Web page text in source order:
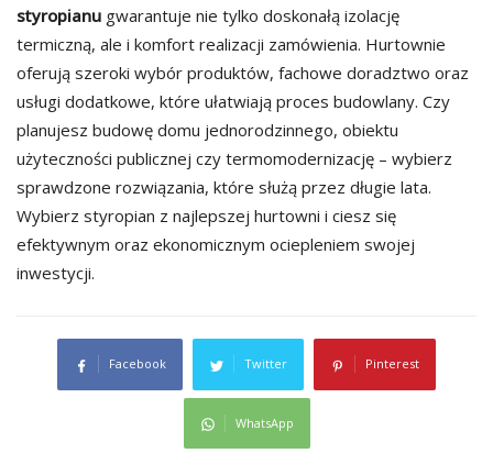
styropianu gwarantuje nie tylko doskonałą izolację
termiczną, ale i komfort realizacji zamówienia. Hurtownie
oferują szeroki wybór produktów, fachowe doradztwo oraz
usługi dodatkowe, które ułatwiają proces budowlany. Czy
planujesz budowę domu jednorodzinnego, obiektu
użyteczności publicznej czy termomodernizację – wybierz
sprawdzone rozwiązania, które służą przez długie lata.
Wybierz styropian z najlepszej hurtowni i ciesz się
efektywnym oraz ekonomicznym ociepleniem swojej
inwestycji.
Facebook Twitter Pinterest
WhatsApp